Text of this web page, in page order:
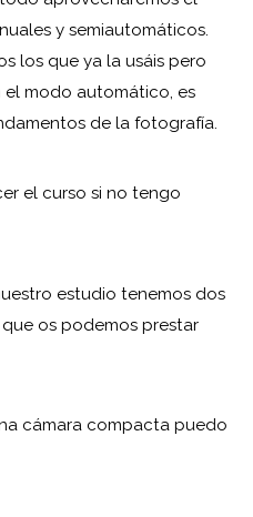
y semiautomáticos.
los que ya la usáis pero
modo automático, es
de la fotografía.
el curso si no tengo
estudio tenemos dos
os podemos prestar
cámara compacta puedo